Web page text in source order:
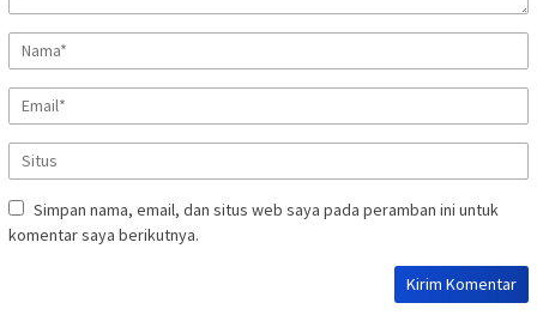
Simpan nama, email, dan situs web saya pada peramban ini untuk
komentar saya berikutnya.